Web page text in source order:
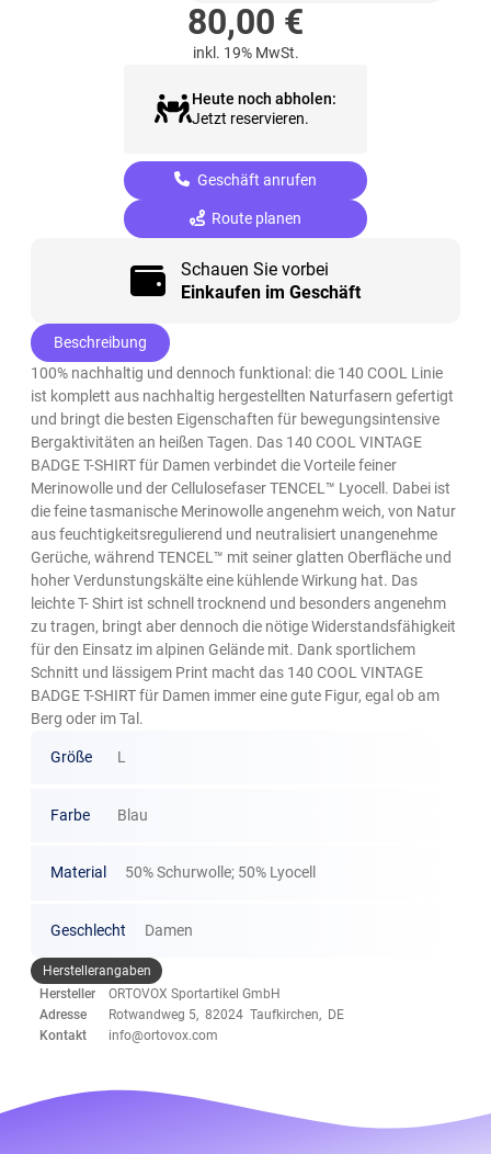
80,00 €
inkl. 19% MwSt.
Heute noch abholen:
Jetzt reservieren.
Geschäft anrufen
Route planen
Schauen Sie vorbei
Einkaufen im Geschäft
Beschreibung
100% nachhaltig und dennoch funktional: die 140 COOL Linie
ist komplett aus nachhaltig hergestellten Naturfasern gefertigt
und bringt die besten Eigenschaften für bewegungsintensive
Bergaktivitäten an heißen Tagen. Das 140 COOL VINTAGE
BADGE T-SHIRT für Damen verbindet die Vorteile feiner
Merinowolle und der Cellulosefaser TENCEL™ Lyocell. Dabei ist
die feine tasmanische Merinowolle angenehm weich, von Natur
aus feuchtigkeitsregulierend und neutralisiert unangenehme
Gerüche, während TENCEL™ mit seiner glatten Oberfläche und
hoher Verdunstungskälte eine kühlende Wirkung hat. Das
leichte T- Shirt ist schnell trocknend und besonders angenehm
zu tragen, bringt aber dennoch die nötige Widerstandsfähigkeit
für den Einsatz im alpinen Gelände mit. Dank sportlichem
Schnitt und lässigem Print macht das 140 COOL VINTAGE
BADGE T-SHIRT für Damen immer eine gute Figur, egal ob am
Berg oder im Tal.
Größe L
Farbe Blau
Material 50% Schurwolle; 50% Lyocell
Geschlecht Damen
Herstellerangaben
Hersteller
ORTOVOX Sportartikel GmbH
Adresse
Rotwandweg 5, 82024 Taufkirchen, DE
Kontakt
info@ortovox.com